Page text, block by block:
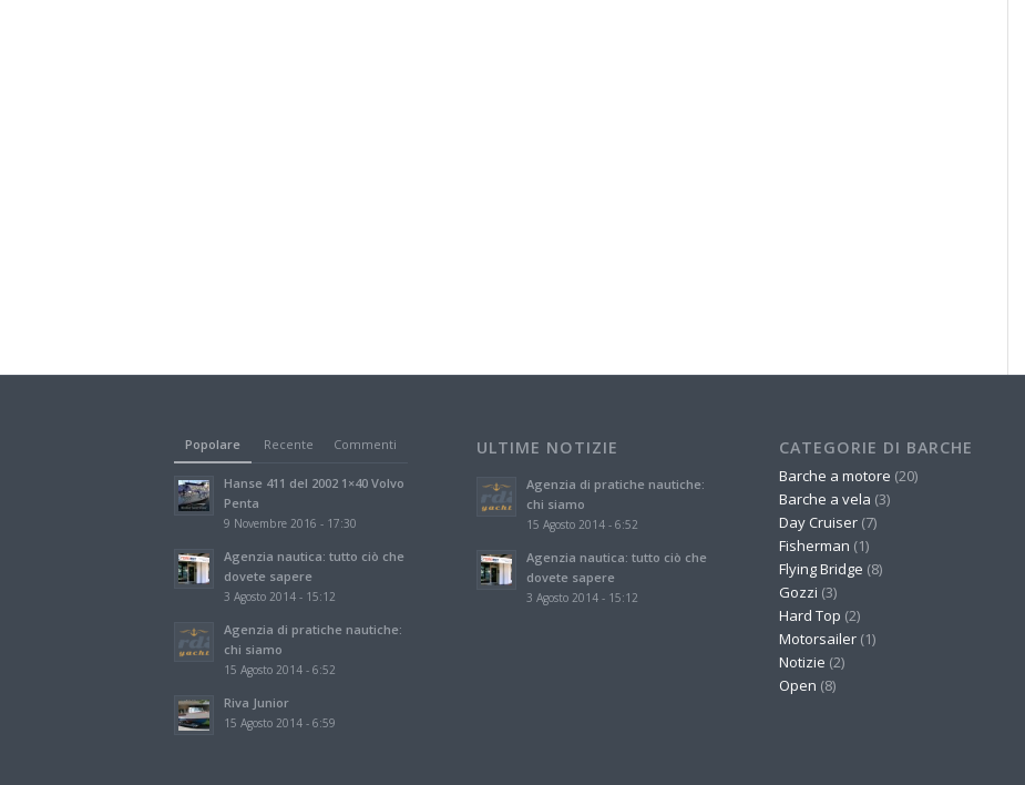
Popolare Recente Commenti
Hanse 411 del 2002 1×40 Volvo
Penta
9 Novembre 2016 - 17:30
Agenzia nautica: tutto ciò che
dovete sapere
3 Agosto 2014 - 15:12
Agenzia di pratiche nautiche:
chi siamo
15 Agosto 2014 - 6:52
Riva Junior
15 Agosto 2014 - 6:59
ULTIME NOTIZIE
Agenzia di pratiche nautiche:
chi siamo
15 Agosto 2014 - 6:52
Agenzia nautica: tutto ciò che
dovete sapere
3 Agosto 2014 - 15:12
CATEGORIE DI BARCHE
Barche a motore (20)
Barche a vela (3)
Day Cruiser(7)
Fisherman (1)
Flying Bridge (8)
Gozzi (3)
Hard Top (2)
Motorsailer(1)
Notizie (2)
Open (8)